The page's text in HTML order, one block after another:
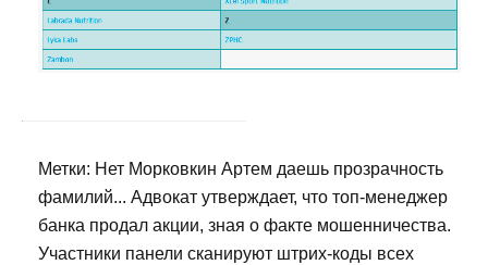
Метки: Нет Морковкин Артем даешь прозрачность
фамилий... Адвокат утверждает, что топ-менеджер
банка продал акции, зная о факте мошенничества.
Участники панели сканируют штрих-коды всех